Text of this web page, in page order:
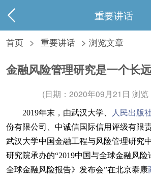
重要讲话
首页 > 重要讲话 > 浏览文章
金融风险管理研究是一个长
(日期：2020年09月21日 浏览
2019年末，由武汉大学、 人民出版
份有限公司、中诚信国际信用评级有限
武汉大学中国金融工程与风险管理研究
研究院承办的“2019中国与全球金融风险
全球金融风险报告》发布会”在北京泰康